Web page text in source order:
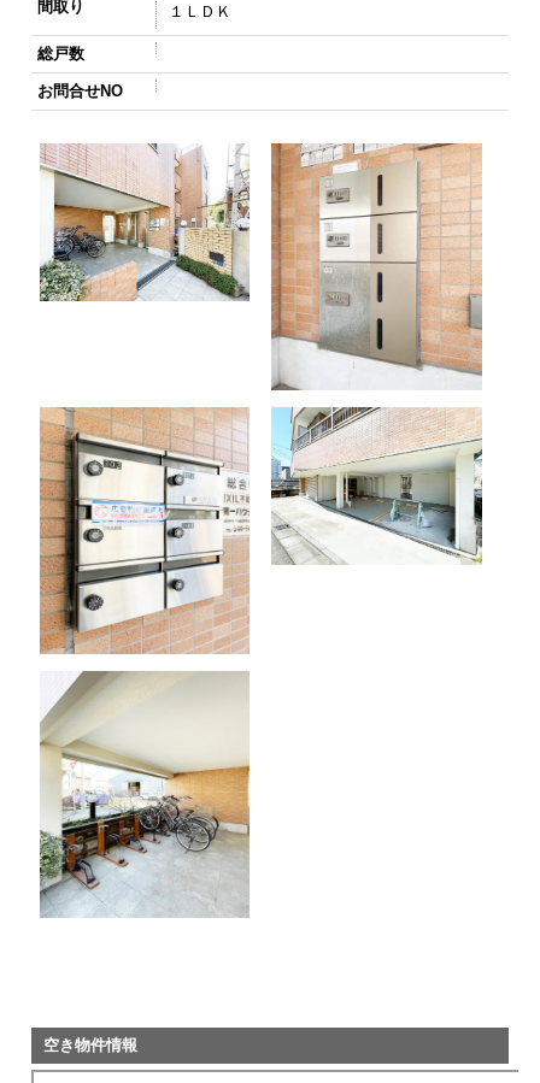
間取り １ＬＤＫ
総戸数
お問合せNO
空き物件情報